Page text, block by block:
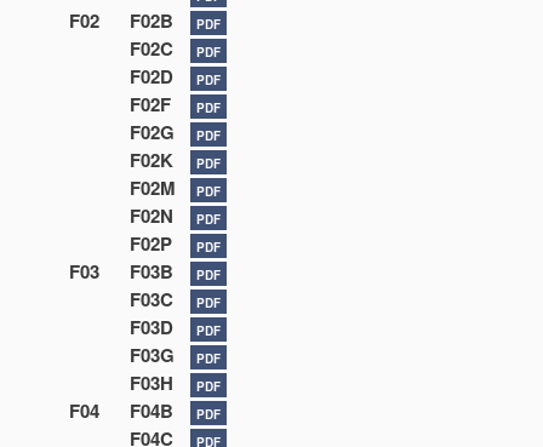
F02 F02B PDF
F02C PDF
F02D PDF
F02F PDF
F02G PDF
F02K PDF
F02M PDF
F02N PDF
F02P PDF
F03 F03B PDF
F03C PDF
F03D PDF
F03G PDF
F03H PDF
F04 F04B PDF
F04C PDF